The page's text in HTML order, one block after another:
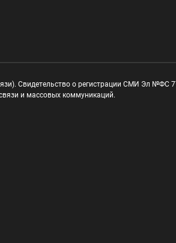
Свидетельство о регистрации СМИ Эл №ФС
и массовых коммуникаций.